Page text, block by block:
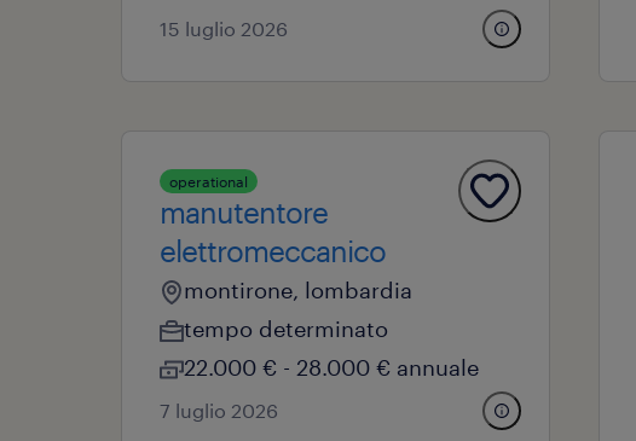
15 luglio 2026
operational
manutentore
elettromeccanico
montirone, lombardia
tempo determinato
22.000 € - 28.000 € annuale
7 luglio 2026